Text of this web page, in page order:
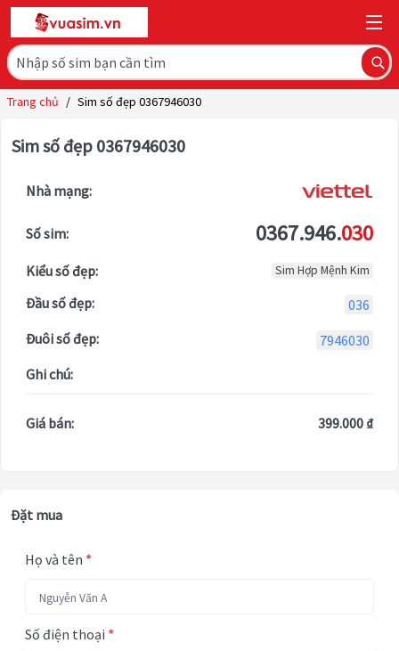
Trang chủ / Sim số đẹp 0367946030
Sim số đẹp 0367946030
Nhà mạng:
Số sim: 0367.946.030
Kiểu số đẹp: Sim Hợp Mệnh Kim
Đầu số đẹp:
036
Đuôi số đẹp:
7946030
Ghi chú:
Giá bán: 399.000 ₫
Đặt mua
Họ và tên *
Số điện thoại *